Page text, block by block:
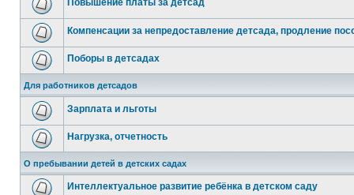
Повышение платы за детсад
Компенсации за непредоставление детсада, продление
Поборы в детсадах
Для работников детсадов
Зарплата и льготы
Нагрузка, отчетность
О пребывании детей в детских садах
Интеллектуальное развитие ребёнка в детском саду